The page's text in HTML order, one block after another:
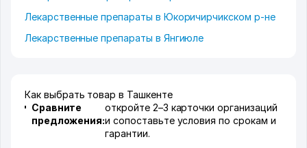
Лекарственные препараты в Юкоричирчикском р-не
Лекарственные препараты в Янгиюле
Как выбрать товар в Ташкенте
Сравните
предложения:
откройте 2–3 карточки организаций
и сопоставьте условия по срокам и
гарантии.